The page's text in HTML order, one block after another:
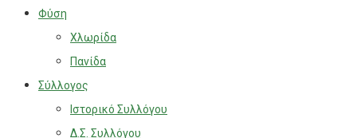
Φύση
Χλωρίδα
Πανίδα
Σύλλογος
Ιστορικό Συλλόγου
Δ.Σ. Συλλόγου